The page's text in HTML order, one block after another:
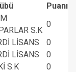
Puanı
S.K
0
LİSANS
0
LİSANS
0
S.K
0